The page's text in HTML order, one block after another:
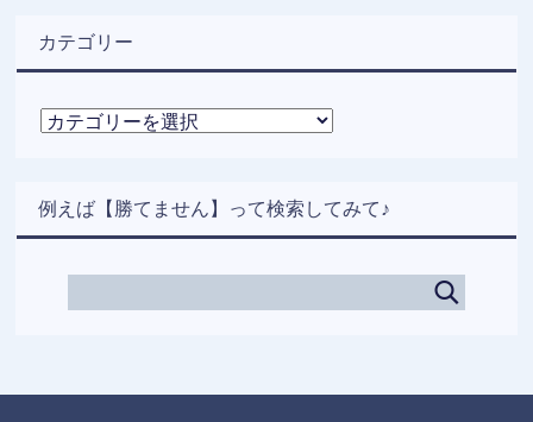
カテゴリー
カ
ー
例えば【勝てません】って検索してみて♪